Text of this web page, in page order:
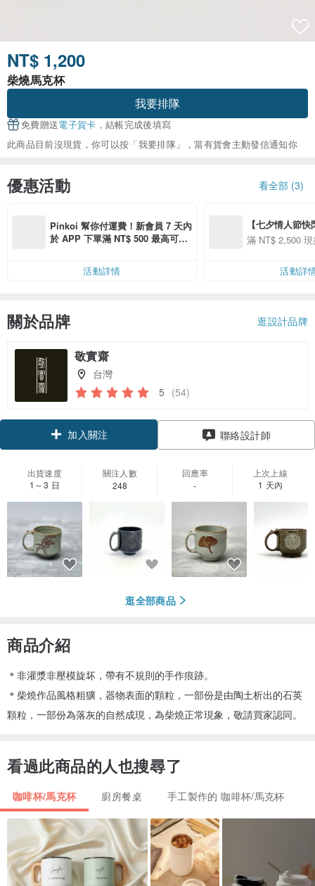
NT$ 1,200
柴燒馬克杯
我要排隊
免費贈送電子賀卡 ，結帳完成後填寫
此商品目前沒現貨，你可以按「我要排隊」，當有貨會主動發信通知你
優惠活動 看全部 (3)
Pinkoi 幫你付運費！新會員 7 天內
於 APP 下單滿 NT$ 500 最高可折
活動詳情
【七夕情人節
用 APP 購買任
00 現折 NT$100
滿 NT$ 2,500
活動詳
關於品牌 逛設計品牌
敬實齋
台灣
5 (54)
加入關注 聯絡設計師
出貨速度
1～3 日
關注人數
248
回應率
-
上次上線
1 天內
逛全部商品
商品介紹
＊非灌漿非壓模旋坏，帶有不規則的手作痕跡。
＊柴燒作品風格粗獷，器物表面的顆粒，一部份是由陶土析出的石英
顆粒，一部份為落灰的自然成現，為柴燒正常現象，敬請買家認同。
看過此商品的人也搜尋了
咖啡杯/馬克杯 廚房餐桌 手工製作的 咖啡杯/馬克杯